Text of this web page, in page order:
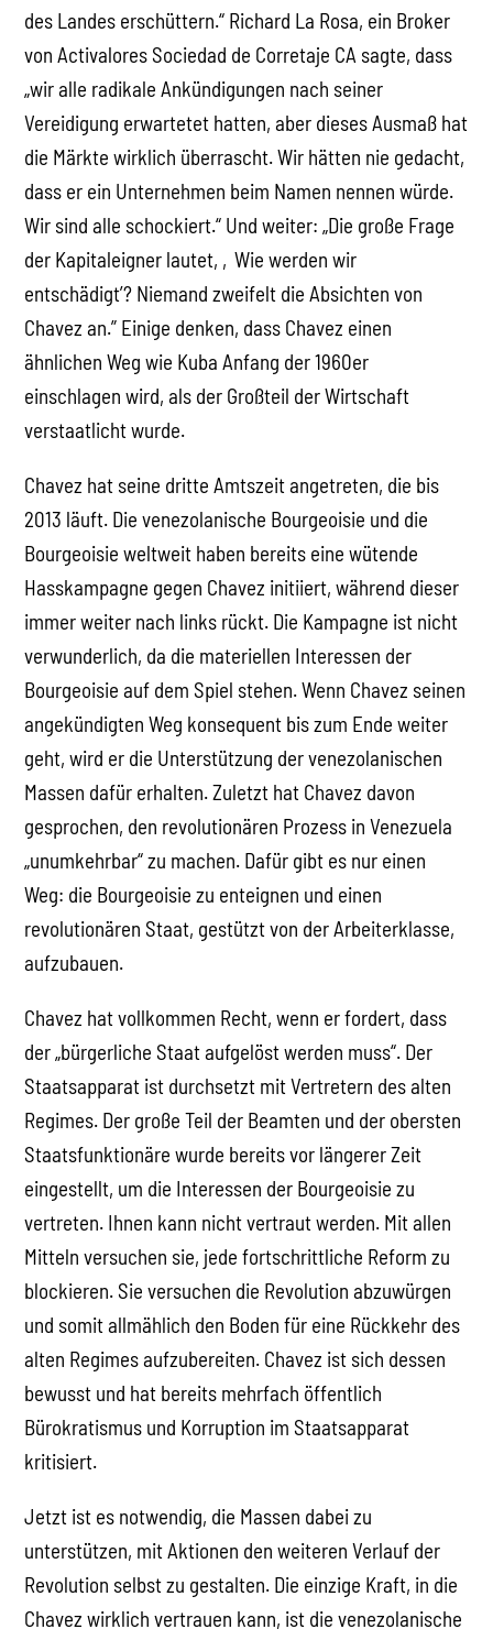
des Landes erschüttern.“ Richard La Rosa, ein Broker
von Activalores Sociedad de Corretaje CA sagte, dass
„wir alle radikale Ankündigungen nach seiner
Vereidigung erwartetet hatten, aber dieses Ausmaß hat
die Märkte wirklich überrascht. Wir hätten nie gedacht,
dass er ein Unternehmen beim Namen nennen würde.
Wir sind alle schockiert.“ Und weiter: „Die große Frage
der Kapitaleigner lautet, ‚Wie werden wir
entschädigt’? Niemand zweifelt die Absichten von
Chavez an.” Einige denken, dass Chavez einen
ähnlichen Weg wie Kuba Anfang der 1960er
einschlagen wird, als der Großteil der Wirtschaft
verstaatlicht wurde.
Chavez hat seine dritte Amtszeit angetreten, die bis
2013 läuft. Die venezolanische Bourgeoisie und die
Bourgeoisie weltweit haben bereits eine wütende
Hasskampagne gegen Chavez initiiert, während dieser
immer weiter nach links rückt. Die Kampagne ist nicht
verwunderlich, da die materiellen Interessen der
Bourgeoisie auf dem Spiel stehen. Wenn Chavez seinen
angekündigten Weg konsequent bis zum Ende weiter
geht, wird er die Unterstützung der venezolanischen
Massen dafür erhalten. Zuletzt hat Chavez davon
gesprochen, den revolutionären Prozess in Venezuela
„unumkehrbar“ zu machen. Dafür gibt es nur einen
Weg: die Bourgeoisie zu enteignen und einen
revolutionären Staat, gestützt von der Arbeiterklasse,
aufzubauen.
Chavez hat vollkommen Recht, wenn er fordert, dass
der „bürgerliche Staat aufgelöst werden muss“. Der
Staatsapparat ist durchsetzt mit Vertretern des alten
Regimes. Der große Teil der Beamten und der obersten
Staatsfunktionäre wurde bereits vor längerer Zeit
eingestellt, um die Interessen der Bourgeoisie zu
vertreten. Ihnen kann nicht vertraut werden. Mit allen
Mitteln versuchen sie, jede fortschrittliche Reform zu
blockieren. Sie versuchen die Revolution abzuwürgen
und somit allmählich den Boden für eine Rückkehr des
alten Regimes aufzubereiten. Chavez ist sich dessen
bewusst und hat bereits mehrfach öffentlich
Bürokratismus und Korruption im Staatsapparat
kritisiert.
Jetzt ist es notwendig, die Massen dabei zu
unterstützen, mit Aktionen den weiteren Verlauf der
Revolution selbst zu gestalten. Die einzige Kraft, in die
Chavez wirklich vertrauen kann, ist die venezolanische